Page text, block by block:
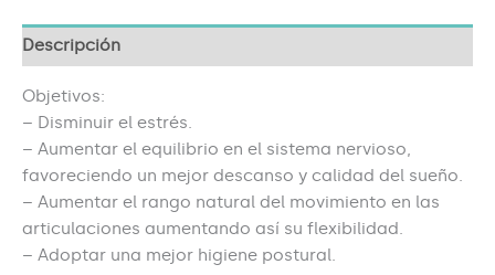
Descripción
Objetivos:
– Disminuir el estrés.
– Aumentar el equilibrio en el sistema nervioso,
favoreciendo un mejor descanso y calidad del sueño.
– Aumentar el rango natural del movimiento en las
articulaciones aumentando así su flexibilidad.
– Adoptar una mejor higiene postural.